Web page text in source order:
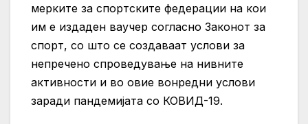
мерките за спортските федерации на кои
им е издаден ваучер согласно Законот за
спорт, со што се создаваат услови за
непречено спроведување на нивните
активности и во овие вонредни услови
заради пандемијата со КОВИД-19.